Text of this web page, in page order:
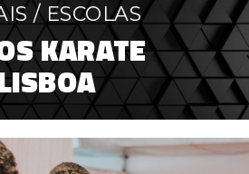
/ ESCOLAS
KARATE